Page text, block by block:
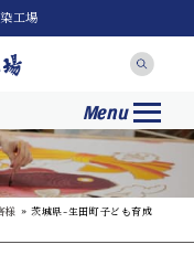
工場
Menu
様 » 茨城県-生田町子ども育成